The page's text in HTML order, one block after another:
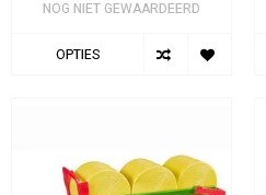
NOG NIET GEWAARDEERD
OPTIES